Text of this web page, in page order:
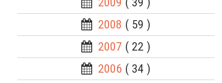
2008 ( 59 )
2007 ( 22 )
2006 ( 34 )